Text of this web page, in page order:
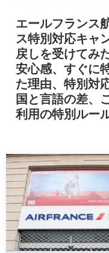
エールフランス
ス特別対応キャ
戻しを受けてみ
安心感、すぐに
た理由、特別対
国と言語の差、
利用の特別ルール